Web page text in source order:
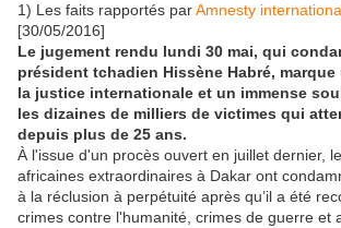
1) Les faits rapportés parAmnesty
[30/05/2016]
Le jugement rendu lundi 30 mai, qui
président tchadien Hissène Habré,
la justice internationale et un immense
les dizaines de milliers de victimes qui
depuis plus de 25 ans.
À l'issue d'un procès ouvert en juillet dernier,
africaines extraordinaires à Dakar ont
à la réclusion à perpétuité après qu’il a été
crimes contre l'humanité, crimes de guerre et